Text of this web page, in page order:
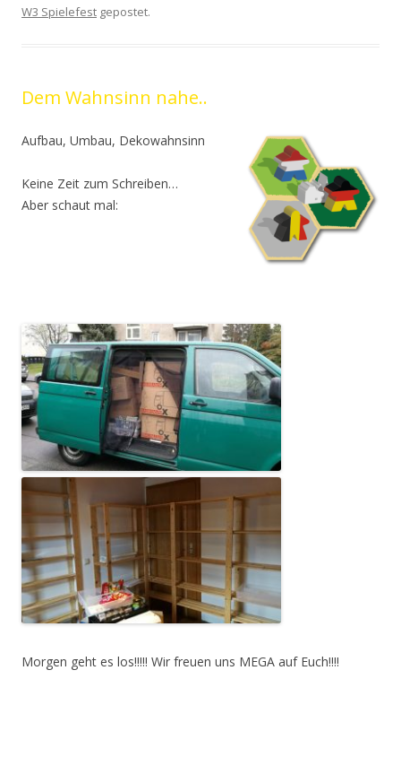
W3 Spielefest gepostet.
Dem Wahnsinn nahe..
Aufbau, Umbau, Dekowahnsinn
Keine Zeit zum Schreiben…
Aber schaut mal:
Morgen geht es los!!!!! Wir freuen uns MEGA auf Euch!!!!